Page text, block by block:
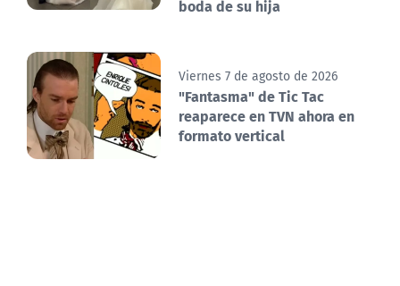
boda de su hija
Viernes 7 de agosto de 2026
"Fantasma" de Tic Tac
reaparece en TVN ahora en
formato vertical